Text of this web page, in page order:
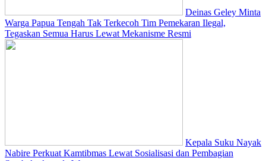
Deinas Geley Minta
Warga Papua Tengah Tak Terkecoh Tim Pemekaran Ilegal,
Tegaskan Semua Harus Lewat Mekanisme Resmi
Kepala Suku Nayak
Nabire Perkuat Kamtibmas Lewat Sosialisasi dan Pembagian